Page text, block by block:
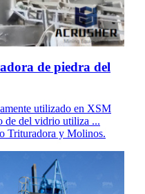
de piedra del
utilizado en XSM
de del vidrio utiliza ...
Trituradora y Molinos.